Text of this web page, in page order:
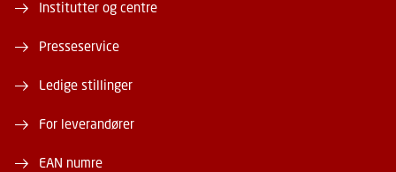
Institutter og centre
Presseservice
Ledige stillinger
For leverandører
EAN numre